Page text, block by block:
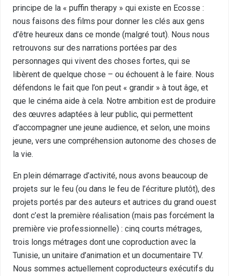
principe de la « puffin therapy » qui existe en Ecosse :
nous faisons des films pour donner les clés aux gens
d’être heureux dans ce monde (malgré tout). Nous nous
retrouvons sur des narrations portées par des
personnages qui vivent des choses fortes, qui se
libèrent de quelque chose – ou échouent à le faire. Nous
défendons le fait que l’on peut « grandir » à tout âge, et
que le cinéma aide à cela. Notre ambition est de produire
des œuvres adaptées à leur public, qui permettent
d’accompagner une jeune audience, et selon, une moins
jeune, vers une compréhension autonome des choses de
la vie.
En plein démarrage d’activité, nous avons beaucoup de
projets sur le feu (ou dans le feu de l’écriture plutôt), des
projets portés par des auteurs et autrices du grand ouest
dont c’est la première réalisation (mais pas forcément la
première vie professionnelle) : cinq courts métrages,
trois longs métrages dont une coproduction avec la
Tunisie, un unitaire d’animation et un documentaire TV.
Nous sommes actuellement coproducteurs exécutifs du